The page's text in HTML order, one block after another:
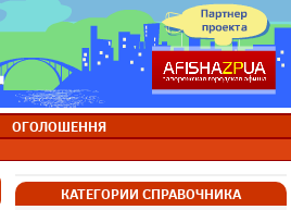
ОГОЛОШЕННЯ
КАТЕГОРИИ СПРАВОЧНИКА